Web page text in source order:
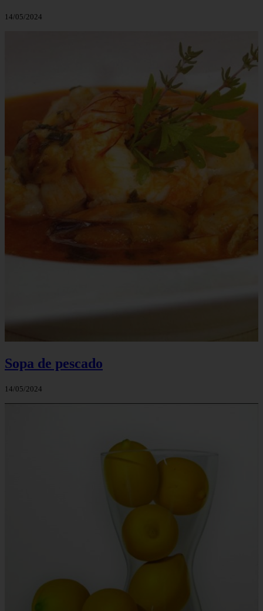
14/05/2024
Sopa de pescado
14/05/2024